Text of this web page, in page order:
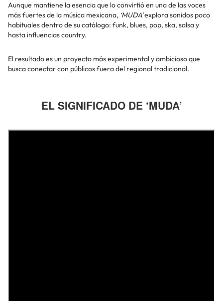
Aunque mantiene la esencia que lo convirtió en una de las voces
más fuertes de la música mexicana, ‘MUDA’explora sonidos poco
habituales dentro de su catálogo: funk, blues, pop, ska, salsa y
hasta influencias country.
El resultado es un proyecto más experimental y ambicioso que
busca conectar con públicos fuera del regional tradicional.
EL SIGNIFICADO DE ‘MUDA’